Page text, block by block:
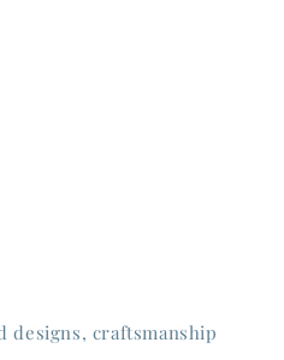
designs, craftsmanship